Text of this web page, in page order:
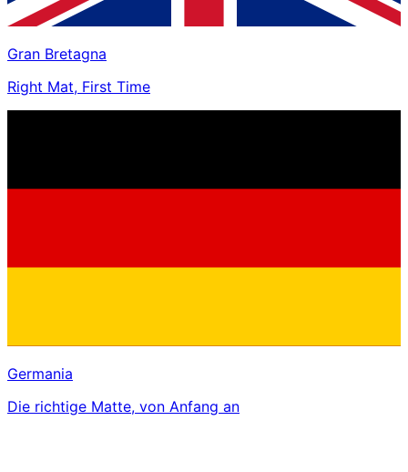
Gran Bretagna
Right Mat, First Time
Germania
Die richtige Matte, von Anfang an